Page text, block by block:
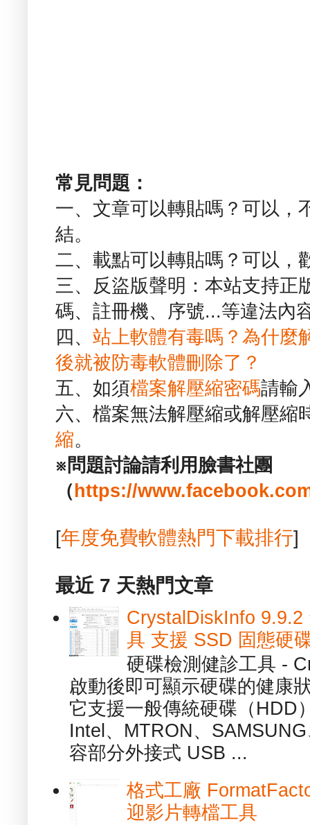
常見問題：
一、文章可以轉貼嗎？可以，
結。
二、載點可以轉貼嗎？可以，
三、反盜版聲明：本站支持正
碼、註冊機、序號...等違法內
四、 站上軟體有毒嗎？為什麼
後就被防毒軟體刪除了？
五、如須檔案解壓縮密碼請輸
六、檔案無法解壓縮或解壓縮
縮。
※問題討論請利用臉書社團
（ https://
[年度免費軟體熱門下載排行]
最近 7 天熱門文章
CrystalDiskInfo 9.9.2
具 支援 SSD 固態硬
硬碟檢測健診工具 -
啟動後即可顯示硬碟的健康
它支援一般傳統硬碟（HDD
Intel、MTRON、
容部分外接式 USB ...
格式工廠
迎影片轉檔工具